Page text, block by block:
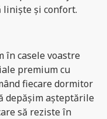
liniște și confort.
în casele voastre
premium cu
fiecare dormitor
depășim așteptările
să reziste în